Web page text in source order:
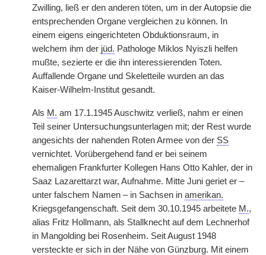
Zwilling, ließ er den anderen töten, um in der Autopsie die
entsprechenden Organe vergleichen zu können. In
einem eigens eingerichteten Obduktionsraum, in
welchem ihm der jüd. Pathologe Miklos Nyiszli helfen
mußte, sezierte er die ihn interessierenden Toten.
Auffallende Organe und Skeletteile wurden an das
Kaiser-Wilhelm-Institut gesandt.
Als M. am 17.1.1945 Auschwitz verließ, nahm er einen
Teil seiner Untersuchungsunterlagen mit; der Rest wurde
angesichts der nahenden Roten Armee von der SS
vernichtet. Vorübergehend fand er bei seinem
ehemaligen Frankfurter Kollegen Hans Otto Kahler, der in
Saaz Lazarettarzt war, Aufnahme. Mitte Juni geriet er –
unter falschem Namen – in Sachsen in amerikan.
Kriegsgefangenschaft. Seit dem 30.10.1945 arbeitete M.,
alias Fritz Hollmann, als Stallknecht auf dem Lechnerhof
in Mangolding bei Rosenheim. Seit August 1948
versteckte er sich in der Nähe von Günzburg. Mit einem